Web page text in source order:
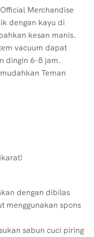
Merchandise
dengan kayu di
kesan manis.
vacuum dapat
dingin 6-8 jam.
Teman
dengan dibilas
menggunakan spons
sabun cuci piring